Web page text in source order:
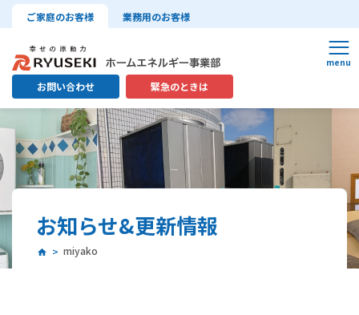
ご家庭のお客様 業務用のお客様
お問い合わせ 緊急のときは
お知らせ&更新情報
miyako